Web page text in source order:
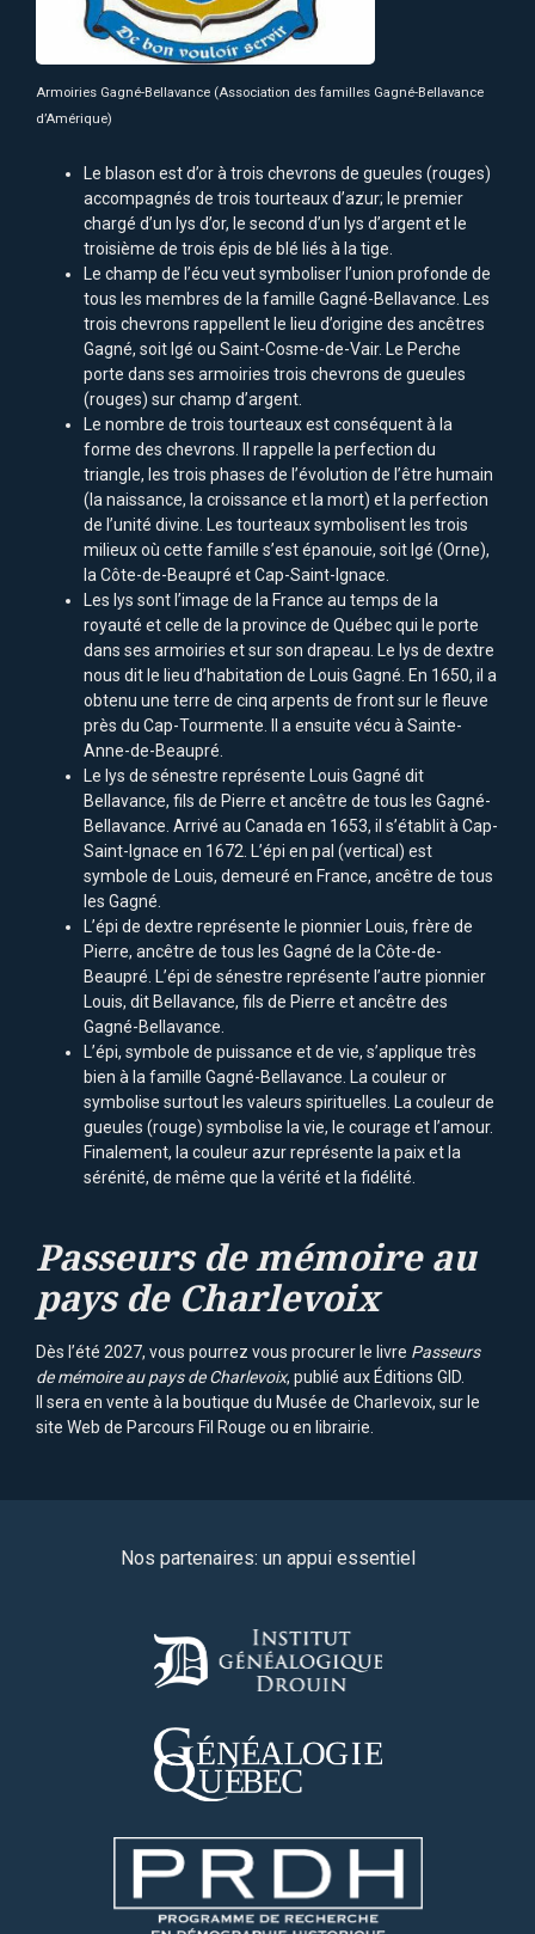
Armoiries Gagné-Bellavance (Association des familles Gagné-Bellavance
d’Amérique)
Le blason est d’or à trois chevrons de gueules (rouges)
accompagnés de trois tourteaux d’azur; le premier
chargé d’un lys d’or, le second d’un lys d’argent et le
troisième de trois épis de blé liés à la tige.
Le champ de l’écu veut symboliser l’union profonde de
tous les membres de la famille Gagné-Bellavance. Les
trois chevrons rappellent le lieu d’origine des ancêtres
Gagné, soit Igé ou Saint-Cosme-de-Vair. Le Perche
porte dans ses armoiries trois chevrons de gueules
(rouges) sur champ d’argent.
Le nombre de trois tourteaux est conséquent à la
forme des chevrons. Il rappelle la perfection du
triangle, les trois phases de l’évolution de l’être humain
(la naissance, la croissance et la mort) et la perfection
de l’unité divine. Les tourteaux symbolisent les trois
milieux où cette famille s’est épanouie, soit Igé (Orne),
la Côte-de-Beaupré et Cap-Saint-Ignace.
Les lys sont l’image de la France au temps de la
royauté et celle de la province de Québec qui le porte
dans ses armoiries et sur son drapeau. Le lys de dextre
nous dit le lieu d’habitation de Louis Gagné. En 1650, il a
obtenu une terre de cinq arpents de front sur le fleuve
près du Cap-Tourmente. Il a ensuite vécu à Sainte-
Anne-de-Beaupré.
Le lys de sénestre représente Louis Gagné dit
Bellavance, fils de Pierre et ancêtre de tous les Gagné-
Bellavance. Arrivé au Canada en 1653, il s’établit à Cap-
Saint-Ignace en 1672. L’épi en pal (vertical) est
symbole de Louis, demeuré en France, ancêtre de tous
les Gagné.
L’épi de dextre représente le pionnier Louis, frère de
Pierre, ancêtre de tous les Gagné de la Côte-de-
Beaupré. L’épi de sénestre représente l’autre pionnier
Louis, dit Bellavance, fils de Pierre et ancêtre des
Gagné-Bellavance.
L’épi, symbole de puissance et de vie, s’applique très
bien à la famille Gagné-Bellavance. La couleur or
symbolise surtout les valeurs spirituelles. La couleur de
gueules (rouge) symbolise la vie, le courage et l’amour.
Finalement, la couleur azur représente la paix et la
sérénité, de même que la vérité et la fidélité.
Passeurs de mémoire au
pays de Charlevoix
Dès l’été 2027, vous pourrez vous procurer le livre Passeurs
de mémoire au pays de Charlevoix, publié aux Éditions GID.
Il sera en vente à la boutique du Musée de Charlevoix, sur le
site Web de Parcours Fil Rouge ou en librairie.
Nos partenaires: un appui essentiel